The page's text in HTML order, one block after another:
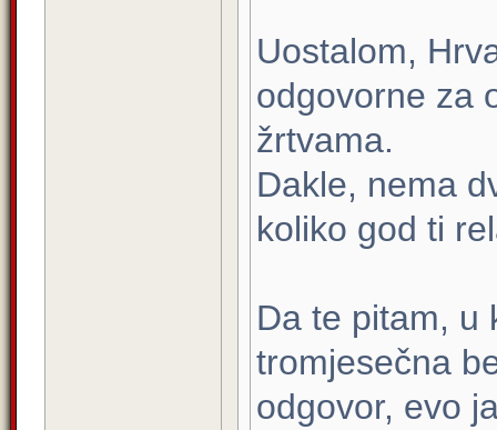
Uostalom,
odgovorne za
žrtvama.
Dakle, nema
koliko god ti
Da te pitam, u
tromjesečna
odgovor, evo